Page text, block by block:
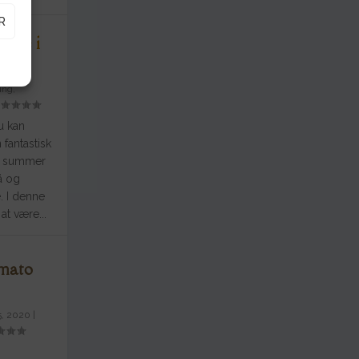
i
kan
summer
og
I denne
være...
2020